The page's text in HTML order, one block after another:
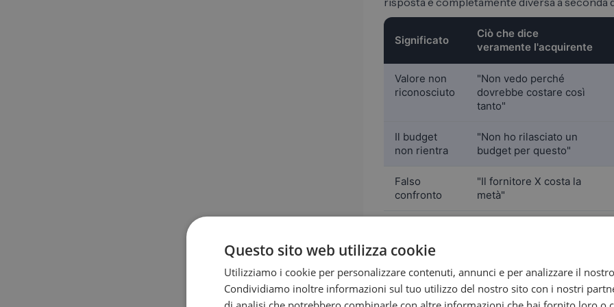
Significato
Ciò che dice
veramente l'acquirente
Valore non
riconosciuto
"Non vedo perché
dovrebbe costare così
tanto"
Il budget
non rientra
"Non ho rilasciato un
budget per questo"
Falso
confronto
"Il fornitore X costa la
metà"
I due significati evidenziati sono i più comuni
riconosciuto” è solitamente un problema di
budget non è adeguato" è spesso una
Questo sito web utilizza cookie
Utilizziamo i cookie per personalizzare contenuti, annunci e per analizzare il
Condividiamo inoltre informazioni sul tuo utilizzo del nostro sito con i nostri